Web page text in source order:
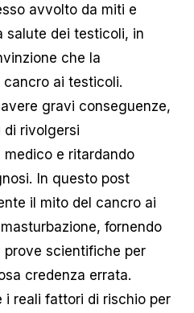
avvolto da miti e
salute dei testicoli, in
che la
ai testicoli.
gravi conseguenze,
di rivolgersi
e ritardando
In questo post
il mito del cancro ai
fornendo
prove scientifiche per
credenza errata.
i reali fattori di rischio per